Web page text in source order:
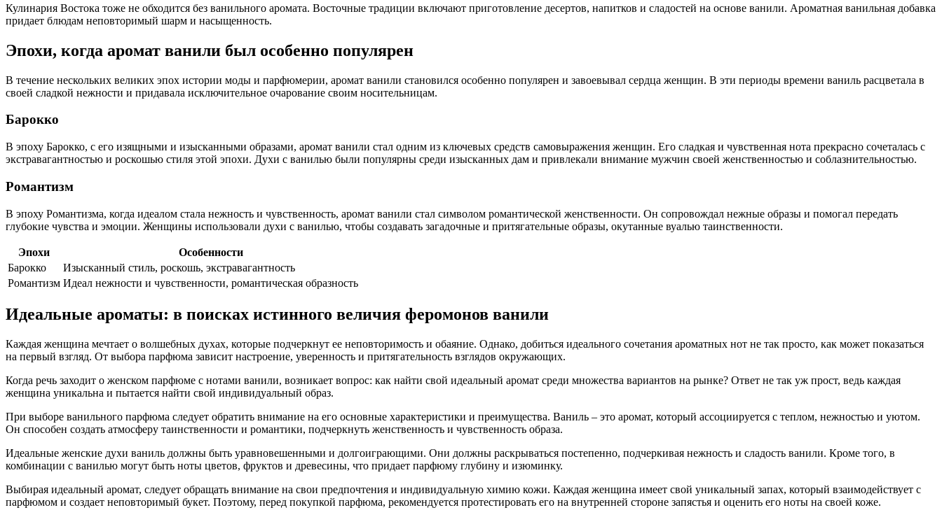
Кулинария Востока тоже не обходится без ванильного аромата. Восточные традиции включают приготовление десертов, напитков и сладостей на основе ванили. Ароматная ванильная добавка
придает блюдам неповторимый шарм и насыщенность.
Эпохи, когда аромат ванили был особенно популярен
В течение нескольких великих эпох истории моды и парфюмерии, аромат ванили становился особенно популярен и завоевывал сердца женщин. В эти периоды времени ваниль расцветала в
своей сладкой нежности и придавала исключительное очарование своим носительницам.
Барокко
В эпоху Барокко, с его изящными и изысканными образами, аромат ванили стал одним из ключевых средств самовыражения женщин. Его сладкая и чувственная нота прекрасно сочеталась с
экстравагантностью и роскошью стиля этой эпохи. Духи с ванилью были популярны среди изысканных дам и привлекали внимание мужчин своей женственностью и соблазнительностью.
Романтизм
В эпоху Романтизма, когда идеалом стала нежность и чувственность, аромат ванили стал символом романтической женственности. Он сопровождал нежные образы и помогал передать
глубокие чувства и эмоции. Женщины использовали духи с ванилью, чтобы создавать загадочные и притягательные образы, окутанные вуалью таинственности.
Эпохи
Особенности
Барокко
Изысканный стиль, роскошь, экстравагантность
Романтизм Идеал нежности и чувственности, романтическая образность
Идеальные ароматы: в поисках истинного величия феромонов ванили
Каждая женщина мечтает о волшебных духах, которые подчеркнут ее неповторимость и обаяние. Однако, добиться идеального сочетания ароматных нот не так просто, как может показаться
на первый взгляд. От выбора парфюма зависит настроение, уверенность и притягательность взглядов окружающих.
Когда речь заходит о женском парфюме с нотами ванили, возникает вопрос: как найти свой идеальный аромат среди множества вариантов на рынке? Ответ не так уж прост, ведь каждая
женщина уникальна и пытается найти свой индивидуальный образ.
При выборе ванильного парфюма следует обратить внимание на его основные характеристики и преимущества. Ваниль – это аромат, который ассоциируется с теплом, нежностью и уютом.
Он способен создать атмосферу таинственности и романтики, подчеркнуть женственность и чувственность образа.
Идеальные женские духи ваниль должны быть уравновешенными и долгоиграющими. Они должны раскрываться постепенно, подчеркивая нежность и сладость ванили. Кроме того, в
комбинации с ванилью могут быть ноты цветов, фруктов и древесины, что придает парфюму глубину и изюминку.
Выбирая идеальный аромат, следует обращать внимание на свои предпочтения и индивидуальную химию кожи. Каждая женщина имеет свой уникальный запах, который взаимодействует с
парфюмом и создает неповторимый букет. Поэтому, перед покупкой парфюма, рекомендуется протестировать его на внутренней стороне запястья и оценить его ноты на своей коже.